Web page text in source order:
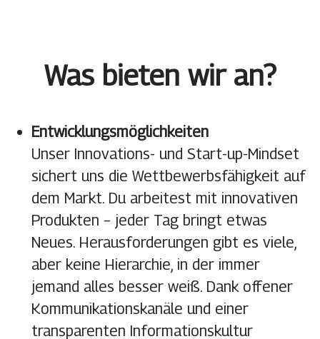
Was bieten wir an?
Entwicklungsmöglichkeiten
Unser Innovations- und Start-up-Mindset
sichert uns die Wettbewerbsfähigkeit auf
dem Markt. Du arbeitest mit innovativen
Produkten – jeder Tag bringt etwas
Neues. Herausforderungen gibt es viele,
aber keine Hierarchie, in der immer
jemand alles besser weiß. Dank offener
Kommunikationskanäle und einer
transparenten Informationskultur